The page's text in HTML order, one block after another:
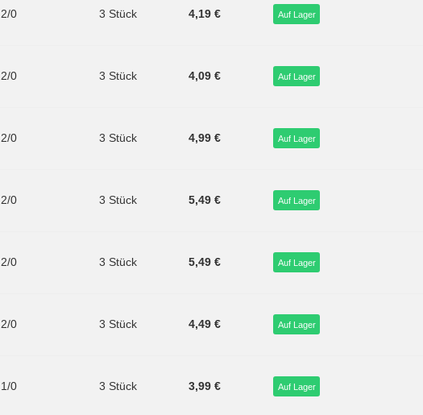
2/0 3 Stück 4,19 € Auf Lager
2/0 3 Stück 4,09 € Auf Lager
2/0 3 Stück 4,99 € Auf Lager
2/0 3 Stück 5,49 € Auf Lager
2/0 3 Stück 5,49 € Auf Lager
2/0 3 Stück 4,49 € Auf Lager
1/0 3 Stück 3,99 € Auf Lager